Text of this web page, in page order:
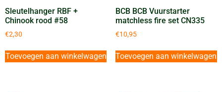
Sleutelhanger RBF +
Chinook rood #58
€2,30
Toevoegen aan winkelwagen
BCB BCB Vuurstarter
matchless fire set CN335
€10,95
Toevoegen aan winkelwagen